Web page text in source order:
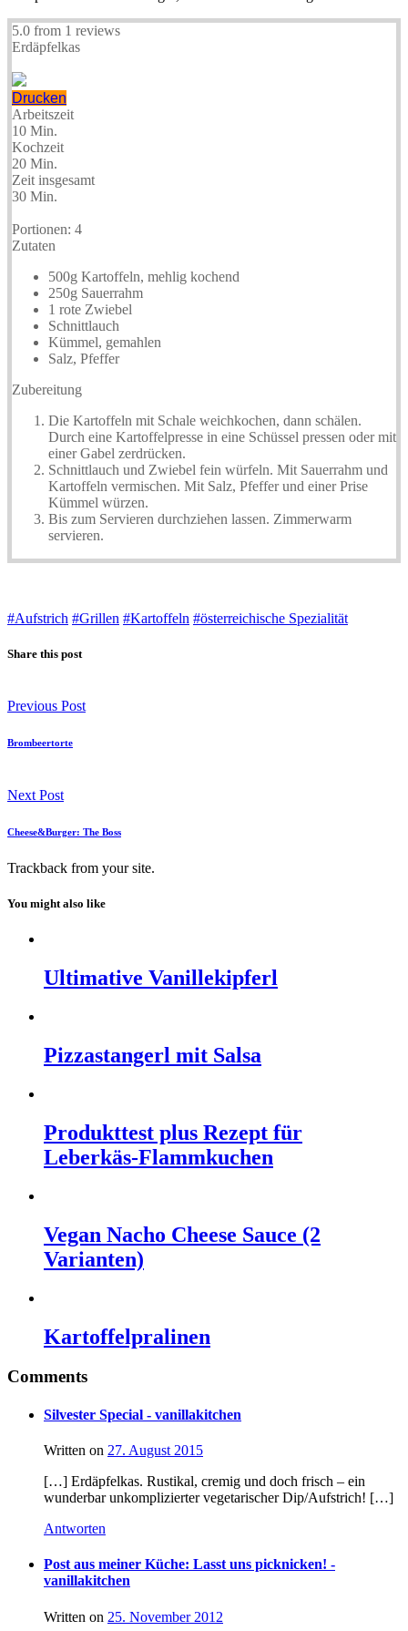
5.0 from 1 reviews
Erdäpfelkas
Drucken
Arbeitszeit
10 Min.
Kochzeit
20 Min.
Zeit insgesamt
30 Min.
Portionen: 4
Zutaten
500g Kartoffeln, mehlig kochend
250g Sauerrahm
1 rote Zwiebel
Schnittlauch
Kümmel, gemahlen
Salz, Pfeffer
Zubereitung
Die Kartoffeln mit Schale weichkochen, dann schälen.
Durch eine Kartoffelpresse in eine Schüssel pressen oder mit
einer Gabel zerdrücken.
Schnittlauch und Zwiebel fein würfeln. Mit Sauerrahm und
Kartoffeln vermischen. Mit Salz, Pfeffer und einer Prise
Kümmel würzen.
Bis zum Servieren durchziehen lassen. Zimmerwarm
servieren.
#Aufstrich #Grillen #Kartoffeln #österreichische Spezialität
Share this post
Previous Post
Brombeertorte
Next Post
Cheese&Burger: The Boss
Trackback from your site.
You might also like
Ultimative Vanillekipferl
Pizzastangerl mit Salsa
Produkttest plus Rezept für
Leberkäs-Flammkuchen
Vegan Nacho Cheese Sauce (2
Varianten)
Kartoffelpralinen
Comments
Silvester Special - vanillakitchen
Written on 27. August 2015
[…] Erdäpfelkas. Rustikal, cremig und doch frisch – ein
wunderbar unkomplizierter vegetarischer Dip/Aufstrich! […]
Antworten
Post aus meiner Küche: Lasst uns picknicken! -
vanillakitchen
Written on 25. November 2012